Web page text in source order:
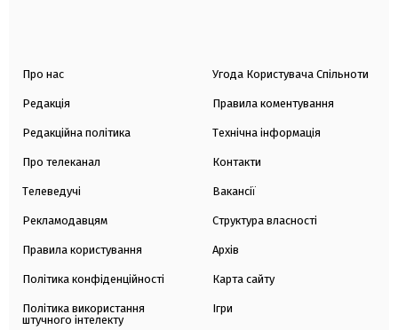
Про нас
Редакція
Редакційна політика
Про телеканал
Телеведучі
Рекламодавцям
Правила користування
Політика конфіденційності
Політика використання
штучного інтелекту
Угода Користувача Спільноти
Правила коментування
Технічна інформація
Контакти
Вакансії
Структура власності
Архів
Карта сайту
Ігри